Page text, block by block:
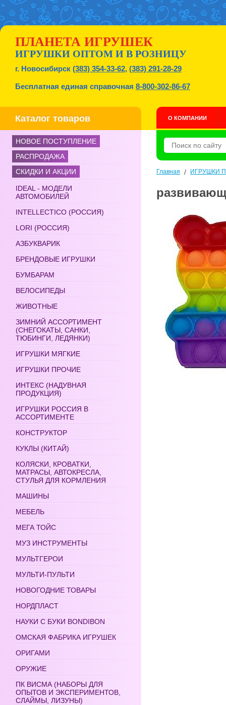
ПЛАНЕТА ИГРУШЕК
ИГРУШКИ ОПТОМ И В РОЗНИЦУ
г. Новосибирск (383) 354-33-62, (383) 291-28-29
Бесплатная единая справочная 8-800-302-86-67
Каталог товаров О КОМПАНИИ
НОВОЕ ПОСТУПЛЕНИЕ
РАСПРОДАЖА
СКИДКИ И АКЦИИ
IDEAL - МОДЕЛИ
АВТОМОБИЛЕЙ
INTELLECTICO (РОССИЯ)
LORI (РОССИЯ)
АЗБУКВАРИК
БРЕНДОВЫЕ ИГРУШКИ
БУМБАРАМ
ВЕЛОСИПЕДЫ
ЖИВОТНЫЕ
ЗИМНИЙ АССОРТИМЕНТ
(СНЕГОКАТЫ, САНКИ,
ТЮБИНГИ, ЛЕДЯНКИ)
ИГРУШКИ МЯГКИЕ
ИГРУШКИ ПРОЧИЕ
ИНТЕКС (НАДУВНАЯ
ПРОДУКЦИЯ)
ИГРУШКИ РОССИЯ В
АССОРТИМЕНТЕ
КОНСТРУКТОР
КУКЛЫ (КИТАЙ)
КОЛЯСКИ, КРОВАТКИ,
МАТРАСЫ, АВТОКРЕСЛА,
СТУЛЬЯ ДЛЯ КОРМЛЕНИЯ
МАШИНЫ
МЕБЕЛЬ
МЕГА ТОЙС
МУЗ ИНСТРУМЕНТЫ
МУЛЬТГЕРОИ
МУЛЬТИ-ПУЛЬТИ
НОВОГОДНИЕ ТОВАРЫ
НОРДПЛАСТ
НАУКИ С БУКИ BONDIBON
ОМСКАЯ ФАБРИКА ИГРУШЕК
ОРИГАМИ
ОРУЖИЕ
ПК ВИСМА (НАБОРЫ ДЛЯ
ОПЫТОВ И ЭКСПЕРИМЕНТОВ,
СЛАЙМЫ, ЛИЗУНЫ)
Главная / ИГРУШКИ